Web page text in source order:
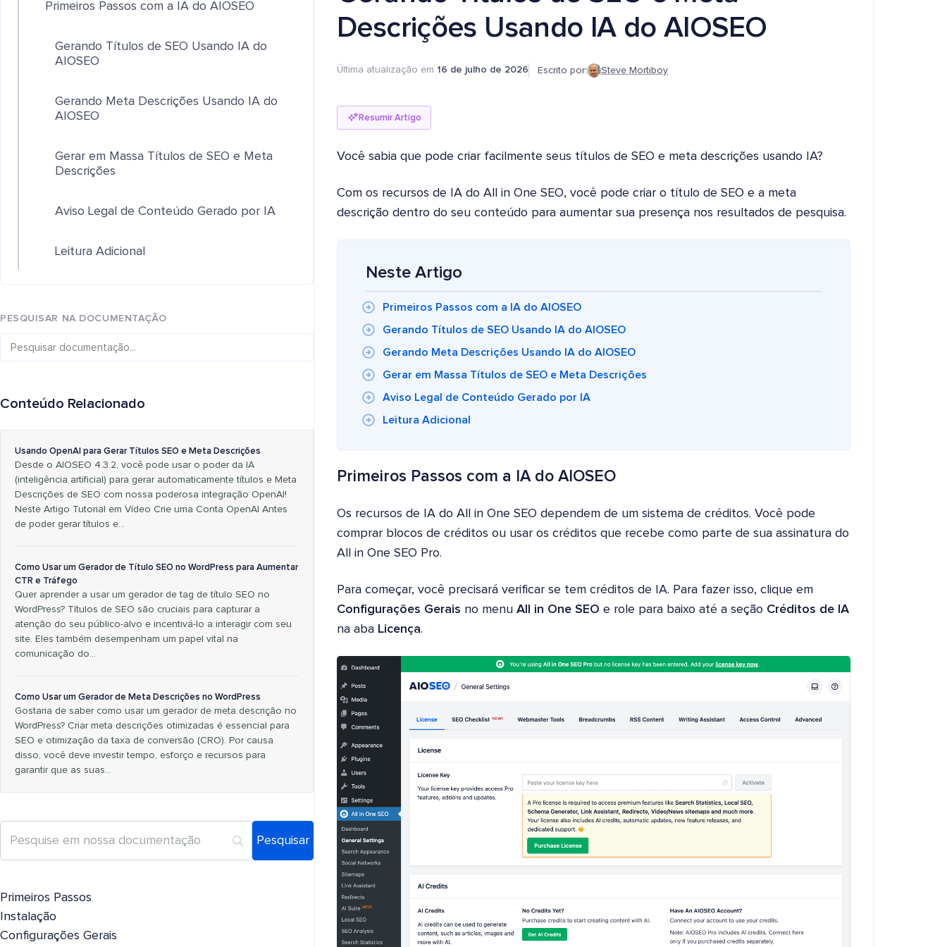
Descrições Usando IA do AIOSEO
Última atualização em 16 de julho de 2026 Escrito por: Steve Mortiboy
Resumir Artigo
Você sabia que pode criar facilmente seus títulos de SEO e meta descrições usando IA?
Com os recursos de IA do All in One SEO, você pode criar o título de SEO e a meta
descrição dentro do seu conteúdo para aumentar sua presença nos resultados de pesquisa.
Neste Artigo
Primeiros Passos com a IA do AIOSEO
Gerando Títulos de SEO Usando IA do AIOSEO
Gerando Meta Descrições Usando IA do AIOSEO
Gerar em Massa Títulos de SEO e Meta Descrições
Aviso Legal de Conteúdo Gerado por IA
Leitura Adicional
Primeiros Passos com a IA do AIOSEO
Os recursos de IA do All in One SEO dependem de um sistema de créditos. Você pode
comprar blocos de créditos ou usar os créditos que recebe como parte de sua assinatura do
All in One SEO Pro.
Para começar, você precisará verificar se tem créditos de IA. Para fazer isso, clique em
Configurações Gerais no menu All in One SEO e role para baixo até a seção Créditos de IA
na aba Licença.
Primeiros Passos com a IA do AIOSEO
Gerando Títulos de SEO Usando IA do
AIOSEO
Gerando Meta Descrições Usando IA do
AIOSEO
Gerar em Massa Títulos de SEO e Meta
Descrições
Aviso Legal de Conteúdo Gerado por IA
Leitura Adicional
PESQUISAR NA DOCUMENTAÇÃO
Conteúdo Relacionado
Usando OpenAI para Gerar Títulos SEO e Meta Descrições
Desde o AIOSEO 4.3.2, você pode usar o poder da IA
(inteligência artificial) para gerar automaticamente títulos e Meta
Descrições de SEO com nossa poderosa integração OpenAI!
Neste Artigo Tutorial em Vídeo Crie uma Conta OpenAI Antes
de poder gerar títulos e…
Como Usar um Gerador de Título SEO no WordPress para Aumentar
CTR e Tráfego
Quer aprender a usar um gerador de tag de título SEO no
WordPress? Títulos de SEO são cruciais para capturar a
atenção do seu público-alvo e incentivá-lo a interagir com seu
site. Eles também desempenham um papel vital na
comunicação do…
Como Usar um Gerador de Meta Descrições no WordPress
Gostaria de saber como usar um gerador de meta descrição no
WordPress? Criar meta descrições otimizadas é essencial para
SEO e otimização da taxa de conversão (CRO). Por causa
disso, você deve investir tempo, esforço e recursos para
garantir que as suas…
Primeiros Passos
Instalação
Configurações Gerais